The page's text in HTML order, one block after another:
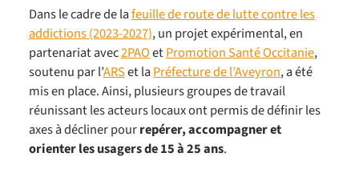
Dans le cadre de lafeuille de route de lutte contre les
addictions (2023-2027), un projet expérimental, en
partenariat avec2PAOetPromotion Santé Occitanie,
soutenu par l’ARSet laPréfecture de l’Aveyron, a été
mis en place. Ainsi, plusieurs groupes de travail
réunissant les acteurs locaux ont permis de définir les
axes à décliner pourrepérer, accompagner et
orienter les usagers de 15 à 25 ans.